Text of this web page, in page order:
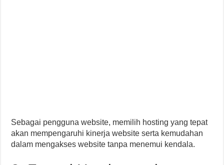
Sebagai pengguna website, memilih hosting yang tepat
akan mempengaruhi kinerja website serta kemudahan
dalam mengakses website tanpa menemui kendala.